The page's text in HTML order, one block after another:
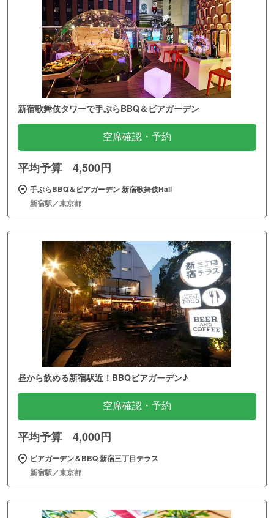
新宿歌舞伎タワーで手ぶらBBQ＆ビアガーデン
空席確認・予約
平均予算 4,500円
手ぶらBBQ＆ビアガーデン 新宿歌舞伎Hall
新宿駅／東京都
昼から飲める新宿駅近！BBQビアガーデン♪
空席確認・予約
平均予算 4,000円
ビアガーデン＆BBQ 新宿三丁目テラス
新宿駅／東京都